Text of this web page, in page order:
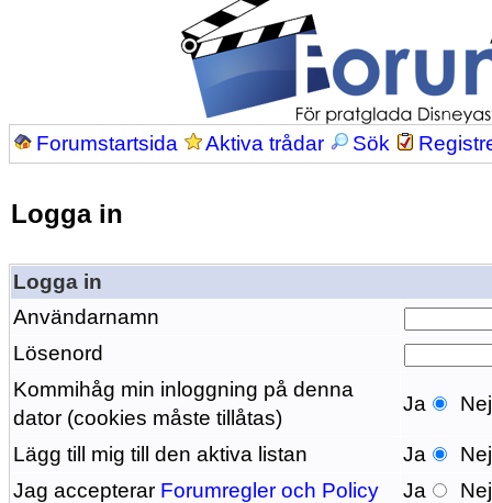
Forumstartsida Aktiva trådar Sök
Logga in
Logga in
Användarnamn
Lösenord
Kommihåg min inloggning på denna
dator (cookies måste tillåtas)
Ja Nej
Lägg till mig till den aktiva listan Ja
Nej
Jag accepterar Forumregler och Policy Ja Nej